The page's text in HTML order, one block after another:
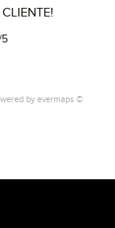
by evermaps ©